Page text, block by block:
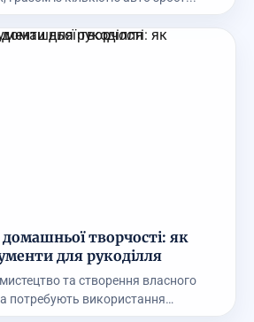
творчості: як
для рукоділля
та створення власного
потребують використання